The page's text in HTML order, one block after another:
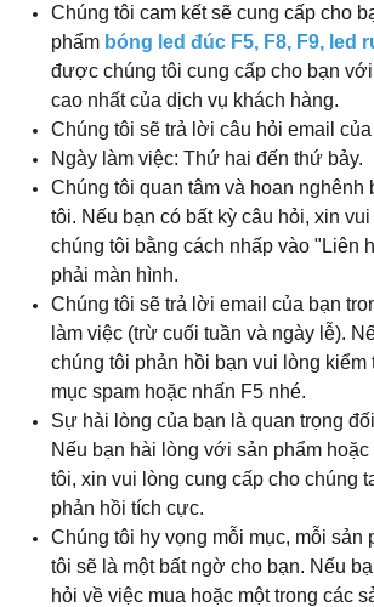
Chúng tôi cam kết sẽ cung cấp cho
phẩm bóng led đúc F5, F8, F9, led
được chúng tôi cung cấp cho bạn
cao nhất của dịch vụ khách hàng.
Chúng tôi sẽ trả lời câu hỏi email
Ngày làm việc: Thứ hai đến thứ bảy.
Chúng tôi quan tâm và hoan nghênh
tôi. Nếu bạn có bất kỳ câu hỏi, xin
chúng tôi bằng cách nhấp vào "Liên
phải màn hình.
Chúng tôi sẽ trả lời email của bạn
làm việc (trừ cuối tuần và ngày lễ).
chúng tôi phản hồi bạn vui lòng kiểm
mục spam hoặc nhấn F5 nhé.
Sự hài lòng của bạn là quan trọng
Nếu bạn hài lòng với sản phẩm
tôi, xin vui lòng cung cấp cho chúng
phản hồi tích cực.
Chúng tôi hy vọng mỗi mục, mỗi sản
tôi sẽ là một bất ngờ cho bạn. Nếu
hỏi về việc mua hoặc một trong các